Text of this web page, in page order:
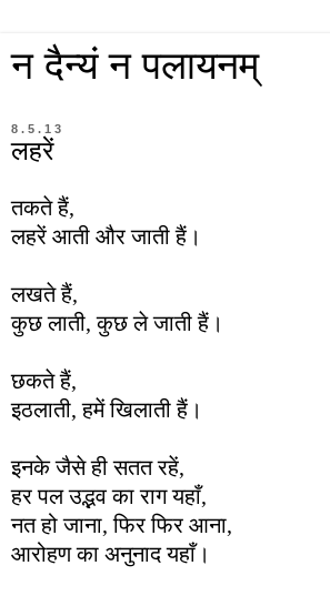
न दैन्यं न पलायनम्
8.5.13
लहरें
तकते हैं,
लहरें आती और जाती हैं।
लखते हैं,
कुछ लाती, कुछ ले जाती हैं।
छकते हैं,
इठलाती, हमें खिलाती हैं।
इनके जैसे ही सतत रहें,
हर पल उद्भव का राग यहाँ,
नत हो जाना, फिर फिर आना,
आरोहण का अनुनाद यहाँ।